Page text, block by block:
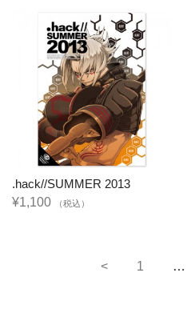
.hack//SUMMER 2013
¥1,100
（税込）
< 1 …